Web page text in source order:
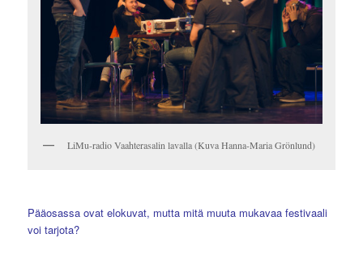
LiMu-radio Vaahterasalin lavalla (Kuva Hanna-Maria Grönlund)
Pääosassa ovat elokuvat, mutta mitä muuta mukavaa festivaali
voi tarjota?